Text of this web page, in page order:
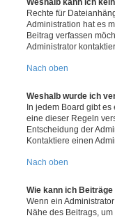
Rechte für
Administration hat es
Beitrag verfassen
Administrator
Nach oben
Weshalb wurde ich
In jedem Board gibt
eine dieser Regeln
Entscheidung der
Kontaktiere einen
Nach oben
Wie kann ich
Wenn ein
Nähe des Beitrags,